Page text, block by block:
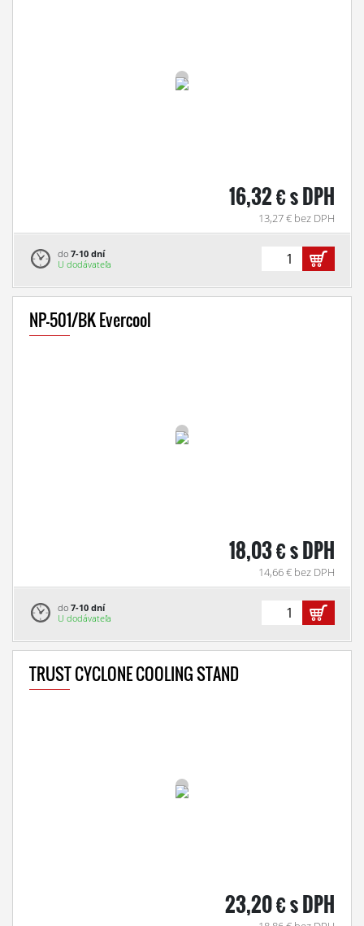
16,32 € s DPH
13,27 € bez DPH
do 7-10 dní
U dodávateľa
NP-501/BK Evercool
18,03 € s DPH
14,66 € bez DPH
do 7-10 dní
U dodávateľa
TRUST CYCLONE COOLING STAND
23,20 € s DPH